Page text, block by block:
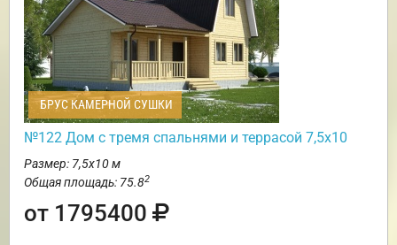
БРУС КАМЕРНОЙ СУШКИ
№122 Дом с тремя спальнями и террасой 7,5х10
Размер: 7,5х10 м
Общая площадь: 75.82
от 1795400